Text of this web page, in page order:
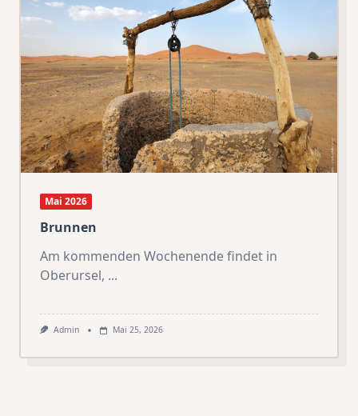
Mai 2026
Brunnen
Am kommenden Wochenende findet in
Oberursel, ...
Admin Mai 25, 2026